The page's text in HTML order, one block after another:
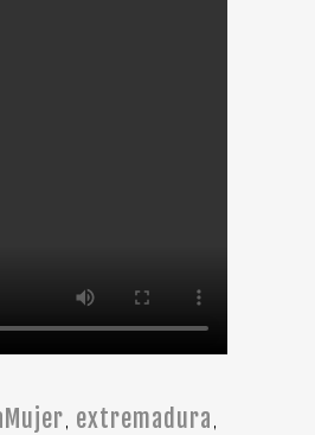
, extremadura,